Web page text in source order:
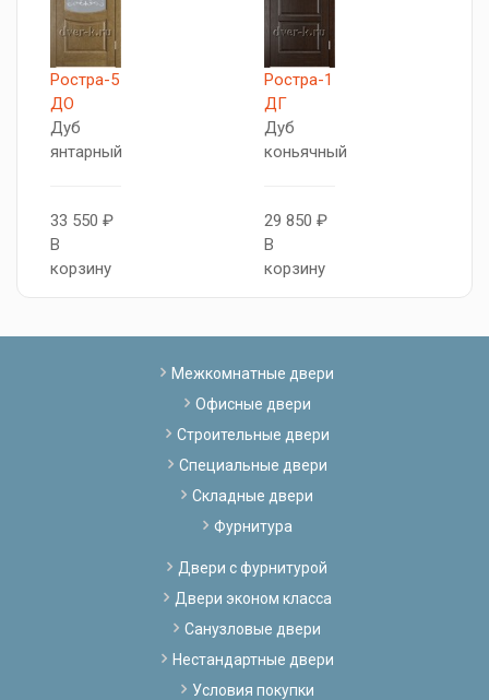
Ростра-5
ДО
Дуб
янтарный
33 550 ₽
В
корзину
Ростра-1
ДГ
Дуб
коньячный
29 850 ₽
В
корзину
Межкомнатные двери
Офисные двери
Строительные двери
Специальные двери
Складные двери
Фурнитура
Двери с фурнитурой
Двери эконом класса
Санузловые двери
Нестандартные двери
Условия покупки